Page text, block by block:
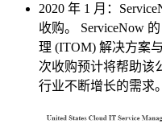
2020 年 1 月：
收购。 ServiceNow
理 (ITOM) 解决方案
次收购预计将帮助该
行业不断增长的需求。